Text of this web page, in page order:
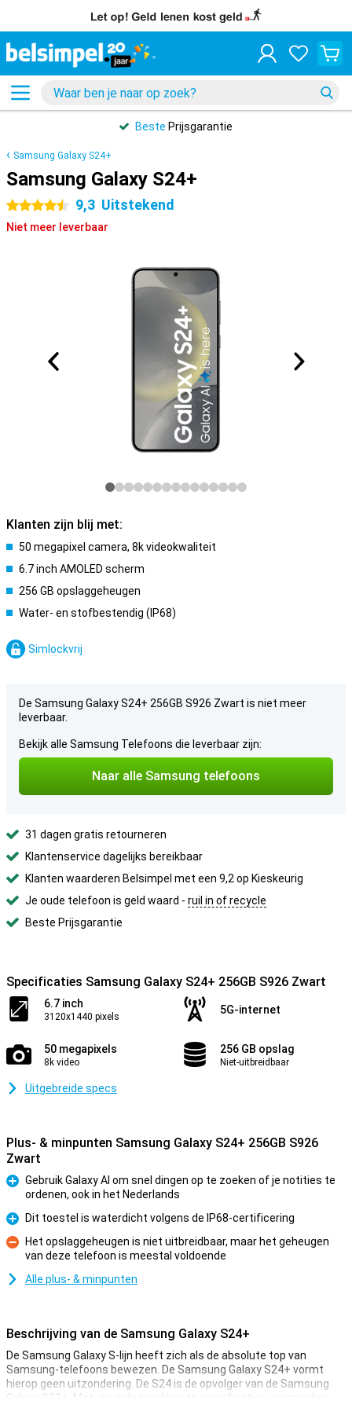
Beste Prijsgarantie
Samsung Galaxy S24+
Samsung Galaxy S24+
4.5 sterren 9,3 Uitstekend
Niet meer leverbaar
Klanten zijn blij met:
50 megapixel camera, 8k videokwaliteit
6.7 inch AMOLED scherm
256 GB opslaggeheugen
Water- en stofbestendig (IP68)
Simlockvrij
De Samsung Galaxy S24+ 256GB S926 Zwart is niet meer
leverbaar.
Bekijk alle Samsung Telefoons die leverbaar zijn:
Naar alle Samsung telefoons
31 dagen gratis retourneren
Klantenservice dagelijks bereikbaar
Klanten waarderen Belsimpel met een 9,2 op Kieskeurig
Je oude telefoon is geld waard - ruil in of recycle
Beste Prijsgarantie
Specificaties Samsung Galaxy S24+ 256GB S926 Zwart
6.7 inch
3120x1440 pixels
5G-internet
50 megapixels
8k video
256 GB opslag
Niet-uitbreidbaar
Uitgebreide specs
Plus- & minpunten Samsung Galaxy S24+ 256GB S926
Zwart
Pluspunt
Gebruik Galaxy AI om snel dingen op te zoeken of je notities te
ordenen, ook in het Nederlands
Pluspunt
Dit toestel is waterdicht volgens de IP68-certificering
Minpunt
Het opslaggeheugen is niet uitbreidbaar, maar het geheugen
van deze telefoon is meestal voldoende
Alle plus- & minpunten
Beschrijving van de Samsung Galaxy S24+
De Samsung Galaxy S-lijn heeft zich als de absolute top van
Samsung-telefoons bewezen. De Samsung Galaxy S24+ vormt
hierop geen uitzondering. De S24 is de opvolger van de Samsung
Galaxy S23+. Met zijn indrukwekkende specificaties, waaronder